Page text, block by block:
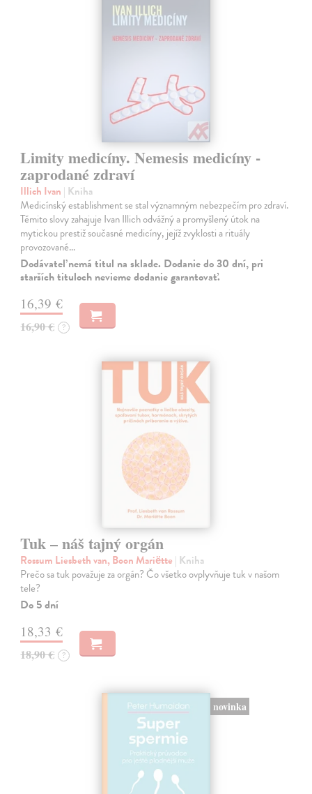
Limity medicíny. Nemesis medicíny -
zaprodané zdraví
Illich Ivan | Kniha
Medicínský establishment se stal významným nebezpečím pro zdraví.
Těmito slovy zahajuje Ivan Illich odvážný a promyšlený útok na
mytickou prestiž současné medicíny, jejíž zvyklosti a rituály
provozované…
Dodávateľ nemá titul na sklade. Dodanie do 30 dní, pri
starších tituloch nevieme dodanie garantovať.
16,39 €
16,90 € ?
Tuk – náš tajný orgán
Rossum Liesbeth van, Boon Mariëtte | Kniha
Prečo sa tuk považuje za orgán? Čo všetko ovplyvňuje tuk v našom
tele?
Do 5 dní
18,33 €
18,90 € ?
novinka